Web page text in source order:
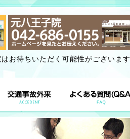
お待ちいただく可能性がございます